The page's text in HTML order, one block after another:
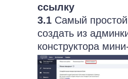
ссылку
3.1 Самый
создать из
конструктора